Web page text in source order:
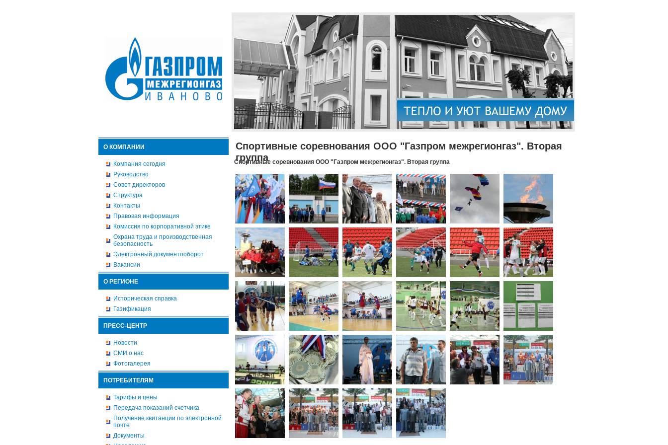
О КОМПАНИИ
Компания сегодня
Руководство
Совет директоров
Структура
Контакты
Правовая информация
Комиссия по корпоративной этике
Охрана труда и производственная
безопасность
Электронный документооборот
Вакансии
О РЕГИОНЕ
Историческая справка
Газификация
ПРЕСС-ЦЕНТР
Новости
СМИ о нас
Фотогалерея
ПОТРЕБИТЕЛЯМ
Тарифы и цены
Передача показаний счетчика
Получение квитанции по электронной
почте
Документы
Спортивные соревнования ООО "Газпром межрегионгаз". Вторая
группа
Спортивные соревнования ООО "Газпром межрегионгаз". Вторая группа